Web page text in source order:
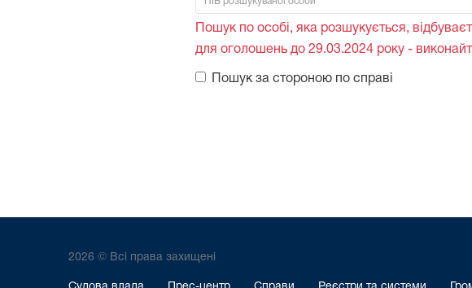
Пошук по особі, яка розшукується,
для оголошень до 29.03.2024 року -
Пошук за стороною по справі
2026 © Всі права захищені